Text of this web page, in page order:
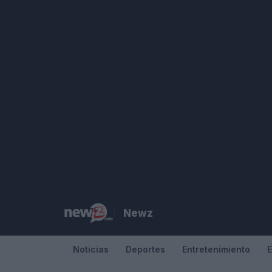
Newz
Noticias Deportes Entretenimiento